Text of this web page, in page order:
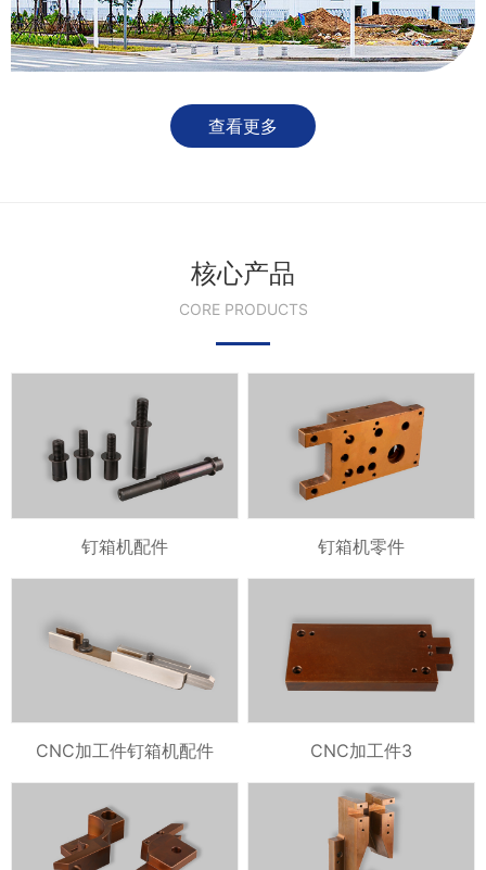
查看更多
核心产品
CORE PRODUCTS
钉箱机配件 钉箱机零件
CNC加工件钉箱机配件 CNC加工件3